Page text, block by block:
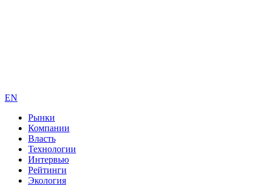
EN
Рынки
Компании
Власть
Технологии
Интервью
Рейтинги
Экология